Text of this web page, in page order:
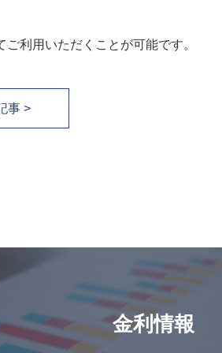
利用いただくことが可能です。
事 >
金利情報